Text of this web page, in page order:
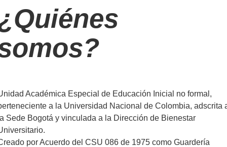
Académica Especial de Educación Inicial no formal,
a la Universidad Nacional de Colombia, adscrita
Sede Bogotá y vinculada a la Dirección de Bienestar
por Acuerdo del CSU 086 de 1975 como Guardería